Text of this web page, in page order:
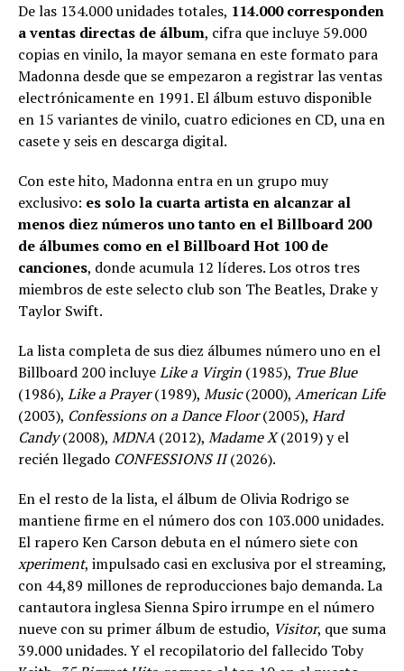
De las 134.000 unidades totales, 114.000 corresponden
a ventas directas de álbum, cifra que incluye 59.000
copias en vinilo, la mayor semana en este formato para
Madonna desde que se empezaron a registrar las ventas
electrónicamente en 1991. El álbum estuvo disponible
en 15 variantes de vinilo, cuatro ediciones en CD, una en
casete y seis en descarga digital.
Con este hito, Madonna entra en un grupo muy
exclusivo: es solo la cuarta artista en alcanzar al
menos diez números uno tanto en el Billboard 200
de álbumes como en el Billboard Hot 100 de
canciones, donde acumula 12 líderes. Los otros tres
miembros de este selecto club son The Beatles, Drake y
Taylor Swift.
La lista completa de sus diez álbumes número uno en el
Billboard 200 incluyeLike a Virgin (1985), True Blue
(1986), Like a Prayer(1989), Music(2000), American Life
(2003), Confessions on a Dance Floor(2005), Hard
Candy(2008), MDNA (2012), Madame X(2019) y el
recién llegado CONFESSIONS II(2026).
En el resto de la lista, el álbum de Olivia Rodrigo se
mantiene firme en el número dos con 103.000 unidades.
El rapero Ken Carson debuta en el número siete con
xperiment, impulsado casi en exclusiva por el streaming,
con 44,89 millones de reproducciones bajo demanda. La
cantautora inglesa Sienna Spiro irrumpe en el número
nueve con su primer álbum de estudio, Visitor, que suma
39.000 unidades. Y el recopilatorio del fallecido Toby